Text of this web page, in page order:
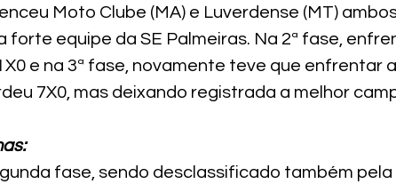
Moto Clube (MA) e Luverdense (MT)
forte equipe da SE Palmeiras. Na 2ª fase,
e na 3ª fase, novamente teve que enfrentar
7X0, mas deixando registrada a melhor
fase, sendo desclassificado também pela